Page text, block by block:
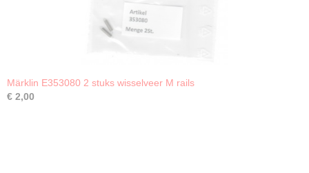
Märklin E353080 2 stuks wisselveer M rails
€ 2,00